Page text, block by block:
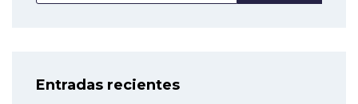
Entradas recientes